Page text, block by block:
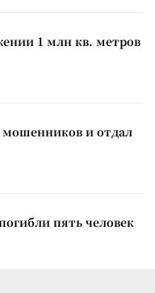
1 млн кв. метров
мошенников и отдал
пять человек